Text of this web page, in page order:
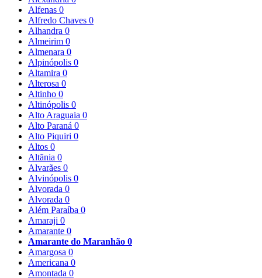
Alfenas 0
Alfredo Chaves 0
Alhandra 0
Almeirim 0
Almenara 0
Alpinópolis 0
Altamira 0
Alterosa 0
Altinho 0
Altinópolis 0
Alto Araguaia 0
Alto Paraná 0
Alto Piquiri 0
Altos 0
Altãnia 0
Alvarães 0
Alvinópolis 0
Alvorada 0
Alvorada 0
Além Paraíba 0
Amaraji 0
Amarante 0
Amarante do Maranhão 0
Amargosa 0
Americana 0
Amontada 0